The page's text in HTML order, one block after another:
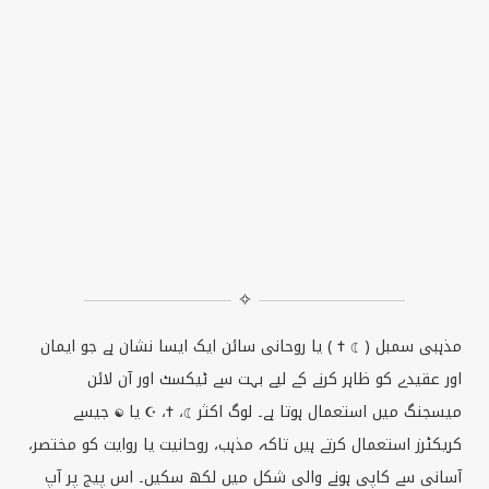
✧
مذہبی سمبل ( ☾ ✝ ) یا روحانی سائن ایک ایسا نشان ہے جو ایمان
اور عقیدے کو ظاہر کرنے کے لیے بہت سے ٹیکسٹ اور آن لائن
میسجنگ میں استعمال ہوتا ہے۔ لوگ اکثر ☾، ✝، ☪ یا ☯ جیسے
کریکٹرز استعمال کرتے ہیں تاکہ مذہب، روحانیت یا روایت کو مختصر،
آسانی سے کاپی ہونے والی شکل میں لکھ سکیں۔ اس پیج پر آپ